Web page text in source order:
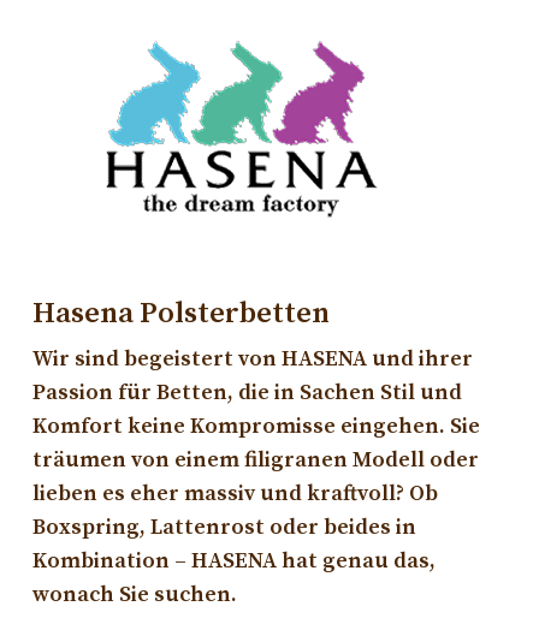
Hasena Polsterbetten
Wir sind begeistert von HASENA und ihrer
Passion für Betten, die in Sachen Stil und
Komfort keine Kompromisse eingehen. Sie
träumen von einem filigranen Modell oder
lieben es eher massiv und kraftvoll? Ob
Boxspring, Lattenrost oder beides in
Kombination – HASENA hat genau das,
wonach Sie suchen.